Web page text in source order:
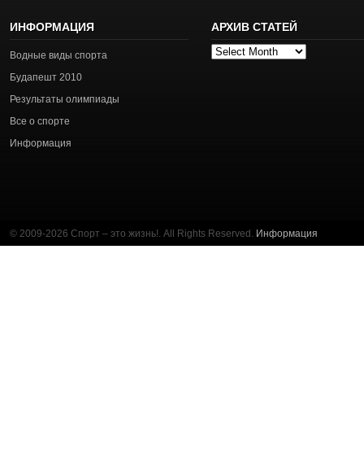
ИНФОРМАЦИЯ
Водные виды спорта
Будапешт 2010
Результаты олимпиады
Все о спорте
Информация
АРХИВ СТАТЕЙ
Архив
© 2009-2026 Спорт – это жизнь!. All Rights Reserved. Информация